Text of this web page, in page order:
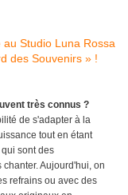
très connus ?
de s'adapter à la
tout en étant
sont des
Aujourd'hui, on
refrains ou avec des